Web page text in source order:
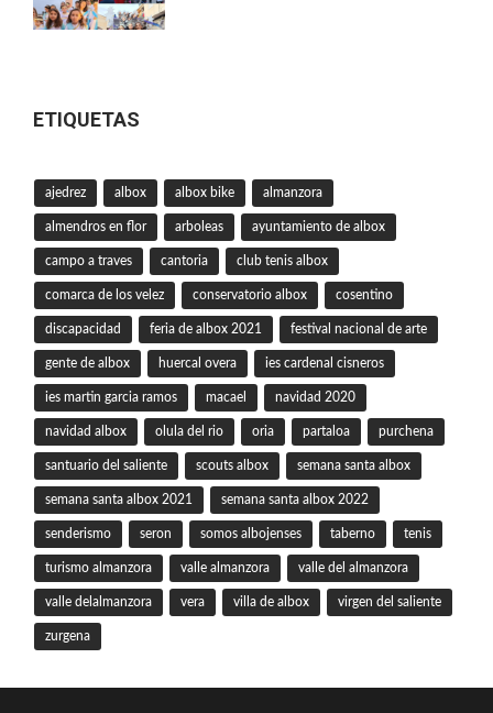
ETIQUETAS
ajedrez albox albox bike almanzora
almendros en flor arboleas ayuntamiento de albox
campo a traves cantoria club tenis albox
comarca de los velez conservatorio albox cosentino
discapacidad feria de albox 2021 festival nacional de arte
gente de albox huercal overa ies cardenal cisneros
ies martin garcia ramos macael navidad 2020
navidad albox olula del rio oria partaloa purchena
santuario del saliente scouts albox semana santa albox
semana santa albox 2021 semana santa albox 2022
senderismo seron somos albojenses taberno tenis
turismo almanzora valle almanzora valle del almanzora
valle delalmanzora vera villa de albox virgen del saliente
zurgena